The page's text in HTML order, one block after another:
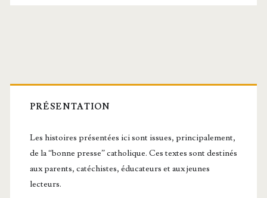
Barre
latérale
principale
PRÉSENTATION
Les histoires présentées ici sont issues, principalement,
de la “bonne presse” catholique. Ces textes sont destinés
aux parents, catéchistes, éducateurs et aux jeunes
lecteurs.